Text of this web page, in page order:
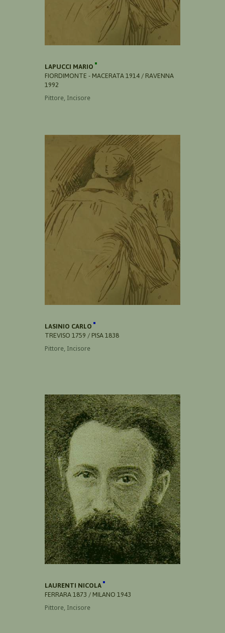
LAPUCCI MARIO
FIORDIMONTE - MACERATA 1914 / RAVENNA
1992
Pittore, Incisore
LASINIO CARLO
TREVISO 1759 / PISA 1838
Pittore, Incisore
LAURENTI NICOLA
FERRARA 1873 / MILANO 1943
Pittore, Incisore